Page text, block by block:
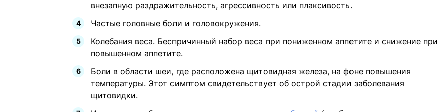
внезапную раздражительность, агрессивность или плаксивость.
Частые головные боли и головокружения.
Колебания веса. Беспричинный набор веса при пониженном аппетите и снижение при
повышенном аппетите.
Боли в области шеи, где расположена щитовидная железа, на фоне повышения
температуры. Этот симптом свидетельствует об острой стадии заболевания
щитовидки.